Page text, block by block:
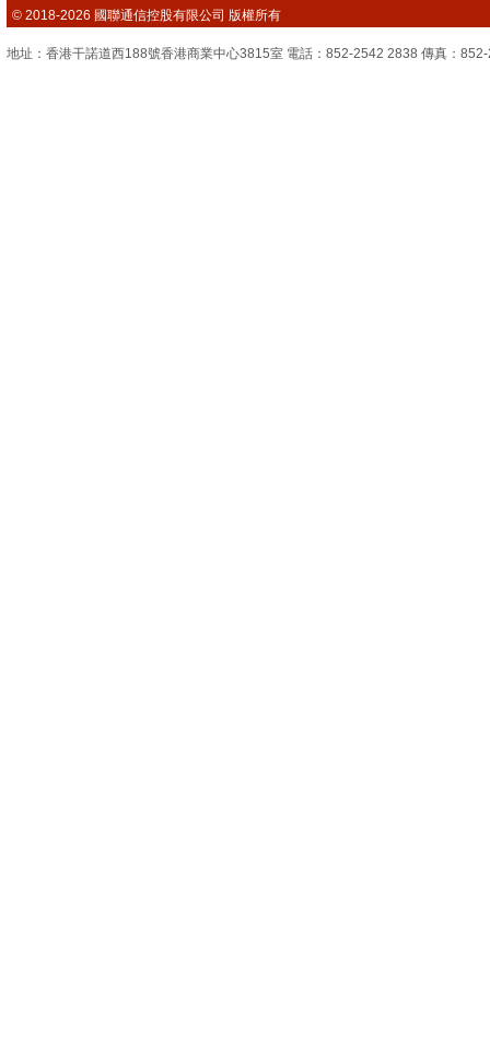
© 2018-2026 國聯通信控股有限公司 版權所有
地址：香港干諾道西188號香港商業中心3815室 電話：852-2542 2838 傳真：